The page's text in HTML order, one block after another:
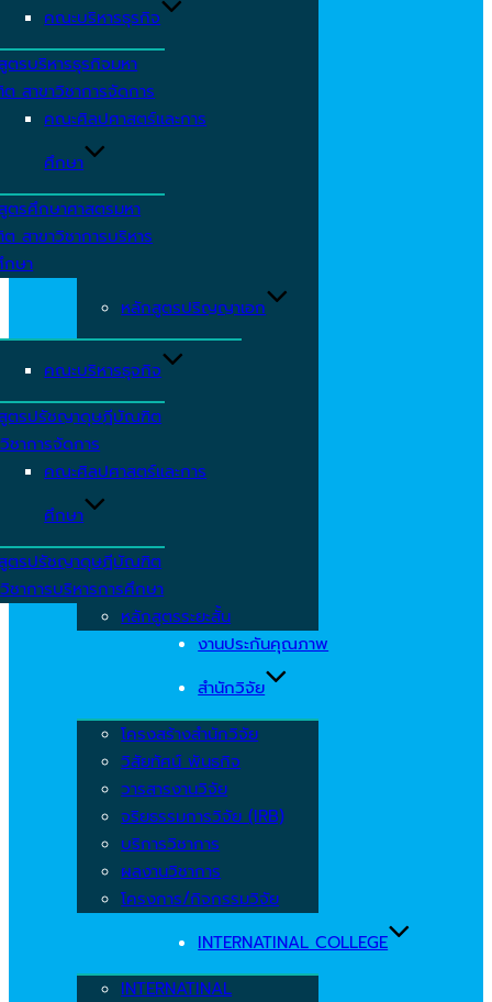
คณะบริหารธุรกิจ
ตรบริหารธุรกิจมหา
สาขาวิชาการจัดการ
คณะศิลปศาสตร์และการ
ศึกษา
ตรศึกษาศาสตรมหา
สาขาวิชาการบริหาร
กษา
หลักสูตรปริญญาเอก
คณะบริหารธุจกิจ
ตรปรัชญาดุษฎีบัณฑิต
ชาการจัดการ
คณะศิลปศาสตร์และการ
ศึกษา
ตรปรัชญาดุษฎีบัณฑิต
ชาการบริหารการศึกษา
หลักสูตรระยะสั้น
งานประกันคุณภาพ
สำนักวิจัย
โครงสร้างสำนักวิจัย
วิสัยทัศน์ พันธกิจ
วารสารงานวิจัย
จริยธรรมการวิจัย (IRB)
บริการวิชาการ
ผลงานวิชาการ
โครงการ/กิจกรรมวิจัย
INTERNATINAL COLLEGE
INTERNATINAL